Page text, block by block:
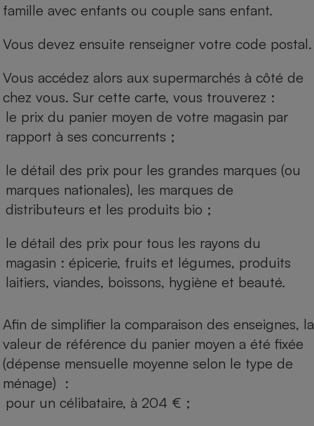
famille avec enfants ou couple sans enfant.
Vous devez ensuite renseigner votre code postal.
Vous accédez alors aux supermarchés à côté de
chez vous. Sur cette carte, vous trouverez :
le prix du panier moyen de votre magasin par
rapport à ses concurrents ;
le détail des prix pour les grandes marques (ou
marques nationales), les marques de
distributeurs et les produits bio ;
le détail des prix pour tous les rayons du
magasin : épicerie, fruits et légumes, produits
laitiers, viandes, boissons, hygiène et beauté.
Afin de simplifier la comparaison des enseignes, la
valeur de référence du panier moyen a été fixée
(dépense mensuelle moyenne selon le type de
ménage) :
pour un célibataire, à 204 € ;